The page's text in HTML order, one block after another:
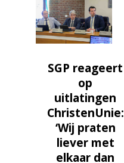
SGP reageert
op
uitlatingen
ChristenUnie:
‘Wij praten
liever met
elkaar dan